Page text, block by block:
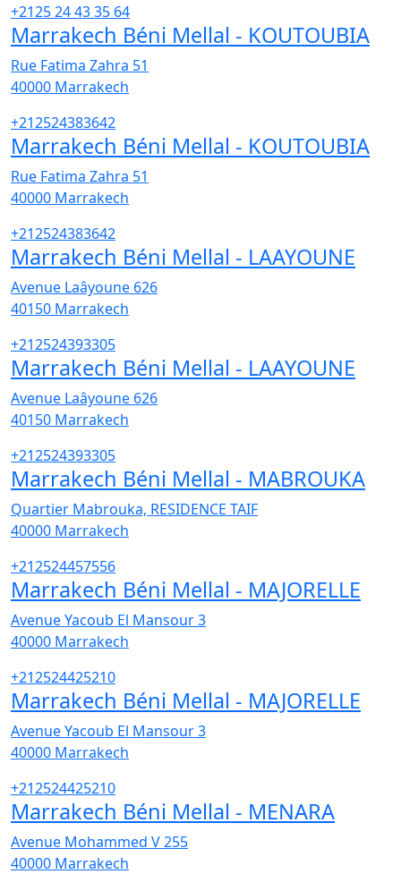
+2125 24 43 35 64
Marrakech Béni Mellal - KOUTOUBIA
Rue Fatima Zahra 51
40000 Marrakech
+212524383642
Marrakech Béni Mellal - KOUTOUBIA
Rue Fatima Zahra 51
40000 Marrakech
+212524383642
Marrakech Béni Mellal - LAAYOUNE
Avenue Laâyoune 626
40150 Marrakech
+212524393305
Marrakech Béni Mellal - LAAYOUNE
Avenue Laâyoune 626
40150 Marrakech
+212524393305
Marrakech Béni Mellal - MABROUKA
Quartier Mabrouka, RESIDENCE TAIF
40000 Marrakech
+212524457556
Marrakech Béni Mellal - MAJORELLE
Avenue Yacoub El Mansour 3
40000 Marrakech
+212524425210
Marrakech Béni Mellal - MAJORELLE
Avenue Yacoub El Mansour 3
40000 Marrakech
+212524425210
Marrakech Béni Mellal - MENARA
Avenue Mohammed V 255
40000 Marrakech